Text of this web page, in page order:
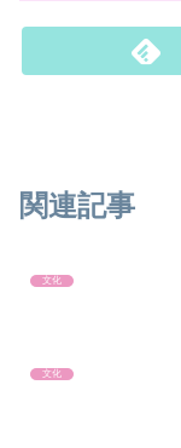
関連記事
文化
文化